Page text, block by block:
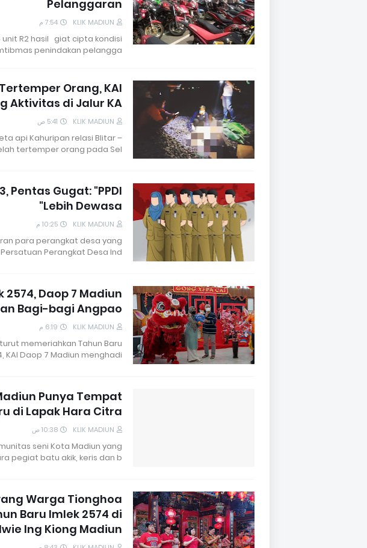
Pelanggaran
KLIK MADIUN 7:54 م
unit R2 hasil giat cipta kondisi
penindakan pelangga…
Orang, KAI
Aktivitas di Jalur KA
KLIK MADIUN 5:41 ص
api Kahuripan relasi Blitar –
tertemper orang pada Sel…
Pentas Gugat: "PPDI
Lebih Dewasa"
KLIK MADIUN 10:25 م
para perangkat desa yang
Perangkat Desa Ind…
2574, Daop 7 Madiun
Bagi-bagi Angpao
KLIK MADIUN 6:19 م
memeriahkan Tahun Baru
KAI Daop 7 Madiun menghadi…
Punya Tempat
di Lapak Hara Citra
KLIK MADIUN 10:38 ص
seni Kota Madiun yang
pegiat batu akik, keris dan b…
Warga Tionghoa
Baru Imlek 2574 di
Ing Kiong Madiun